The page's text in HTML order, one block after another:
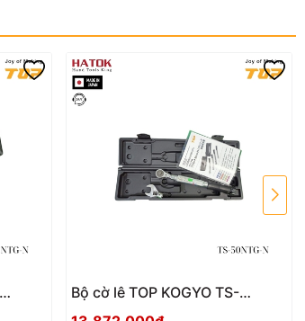
Bộ cờ lê TOP KOGYO TS-
50NTG-N Nhật Bản